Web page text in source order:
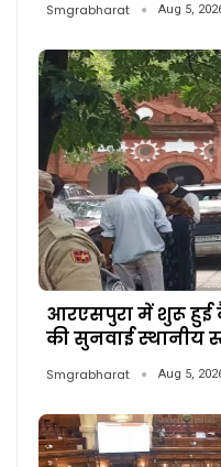
Smgrabharat Aug 5,
आरएसपुरा में शुरू हुई
की सुनवाई स्थानीय
Smgrabharat Aug 5,